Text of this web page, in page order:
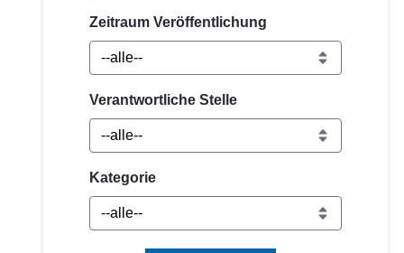
Zeitraum Veröffentlichung
Verantwortliche Stelle
Kategorie